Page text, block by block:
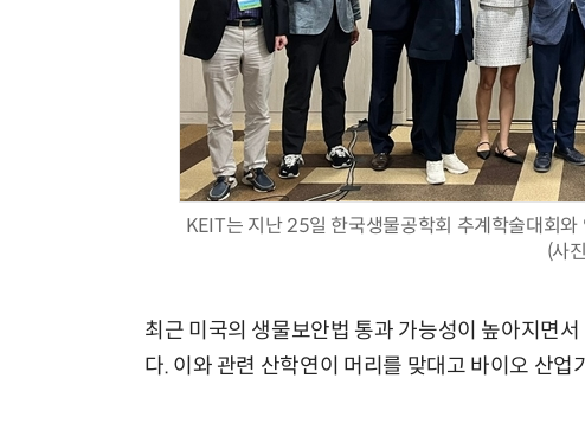
KEIT는 지난 25일 한국생물공학회 추계학술대회
(사
최근 미국의 생물보안법 통과 가능성이 높아지면
다. 이와 관련 산학연이 머리를 맞대고 바이오 산